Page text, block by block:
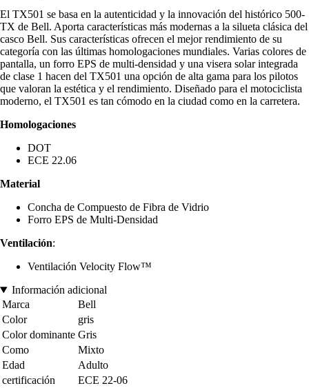
El TX501 se basa en la autenticidad y la innovación del histórico 500-
TX de Bell. Aporta características más modernas a la silueta clásica del
casco Bell. Sus características ofrecen el mejor rendimiento de su
categoría con las últimas homologaciones mundiales. Varias colores de
pantalla, un forro EPS de multi-densidad y una visera solar integrada
de clase 1 hacen del TX501 una opción de alta gama para los pilotos
que valoran la estética y el rendimiento. Diseñado para el motociclista
moderno, el TX501 es tan cómodo en la ciudad como en la carretera.
Homologaciones
DOT
ECE 22.06
Material
Concha de Compuesto de Fibra de Vidrio
Forro EPS de Multi-Densidad
Ventilación:
Ventilación Velocity Flow™
Información adicional
Marca
Bell
Color
gris
Color dominante Gris
Como
Mixto
Edad
Adulto
certificación
ECE 22-06